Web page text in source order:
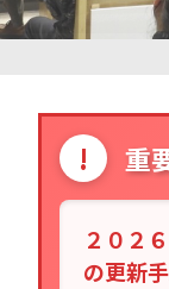
! 重
２０２
の更新